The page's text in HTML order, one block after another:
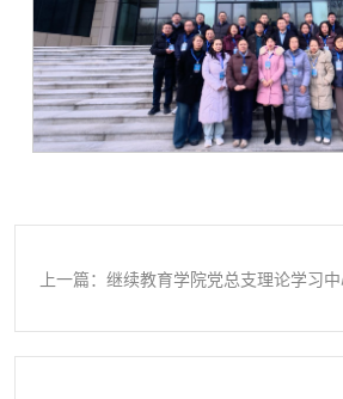
上一篇：继续教育学院党总支理论学习